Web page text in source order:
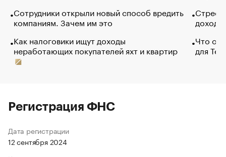
Сотрудники открыли новый способ вредить
компаниям. Зачем им это
Как налоговики ищут доходы
неработающих покупателей яхт и квартир
Что
для
Регистрация ФНС
Дата регистрации
12 сентября 2024